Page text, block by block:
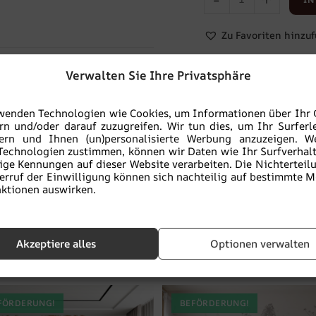
Verwalten Sie Ihre Privatsphäre
Technologien wie Cookies, um Informationen über Ihr
und/oder darauf zuzugreifen. Wir tun dies, um Ihr
und Ihnen (un)personalisierte Werbung anzuzeigen.
zustimmen, können wir Daten wie Ihr
Kennungen auf dieser Website verarbeiten. Die
der Einwilligung können sich nachteilig auf bestimmte
auswirken.
Akzeptiere alles Optionen verwalten
,Stil,TIERE,Tropisch,
Zu Favoriten
MUSTER BESTELLEN
Sie kaufen
sicher:ein
ökologisches
Produkt
Ähnliche Produkte
BEFÖRDERUNG!